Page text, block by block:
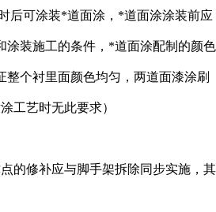
后可涂装*道面涂，*道面涂涂装前应
涂装施工的条件，*道面涂配制的颜色
整个衬里面颜色均匀，两道面漆涂刷
工艺时无此要求）
的修补应与脚手架拆除同步实施，其